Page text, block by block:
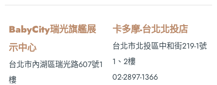
BabyCity瑞光旗艦展
示中心
台北市內湖區瑞光路607號1
樓
卡多摩-台北北投店
台北市北投區中和街219-1號
1、2樓
02-2897-1366